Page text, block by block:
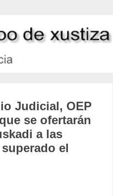
Judicial, OEP
se ofertarán
a las
el